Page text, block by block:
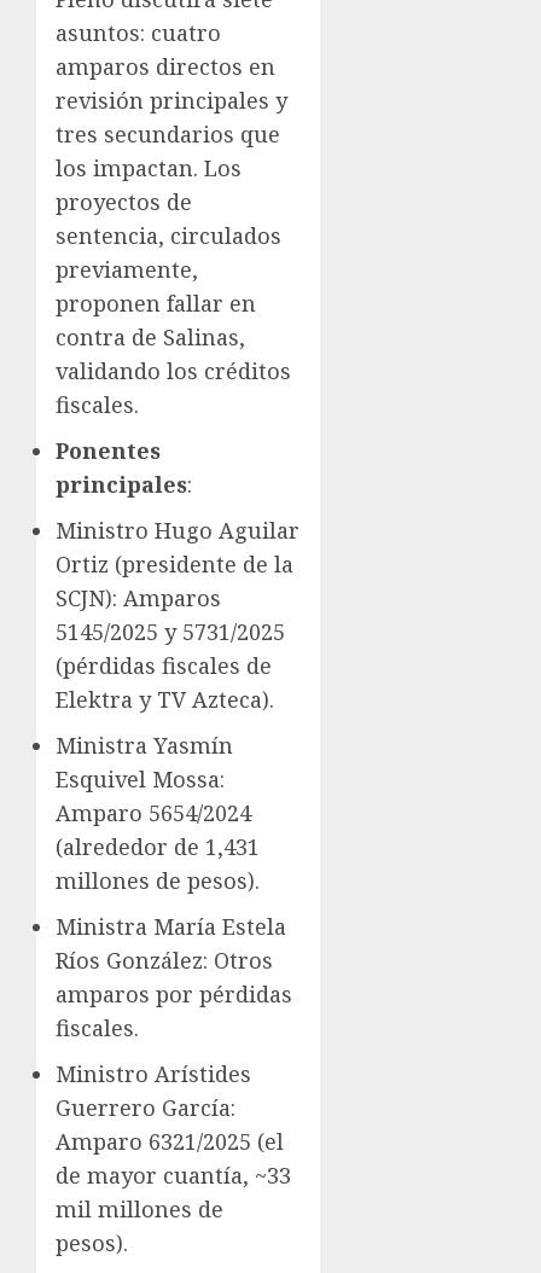
asuntos: cuatro
amparos directos en
revisión principales y
tres secundarios que
los impactan. Los
proyectos de
sentencia, circulados
previamente,
proponen fallar en
contra de Salinas,
validando los créditos
fiscales.
Ponentes
principales:
Ministro Hugo Aguilar
Ortiz (presidente de la
SCJN): Amparos
5145/2025 y 5731/2025
(pérdidas fiscales de
Elektra y TV Azteca).
Ministra Yasmín
Esquivel Mossa:
Amparo 5654/2024
(alrededor de 1,431
millones de pesos).
Ministra María Estela
Ríos González: Otros
amparos por pérdidas
fiscales.
Ministro Arístides
Guerrero García:
Amparo 6321/2025 (el
de mayor cuantía, ~33
mil millones de
pesos).